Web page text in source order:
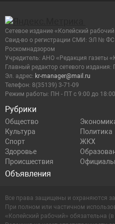
Рубрики
Общество
Культура
Политика
Спорт
ЖКХ
Здоровье
Происшествия
Объявления
Сетевое издание «Копейский
Cвид-во о регистрации СМИ: ЭЛ № ФС
Роскомнадзором
Учредитель: АНО «Редакция газеты
Главный редактор сетевого издания:
Эл. адрес: kr-manager@mail.ru
Телефон: 8(35139) 3-71-09
Режим работы: ПН - ПТ с 9:00 до 18:00
Все права защищены и охраняются
При полном или частичном
«Копейский рабочий» обязательна (в